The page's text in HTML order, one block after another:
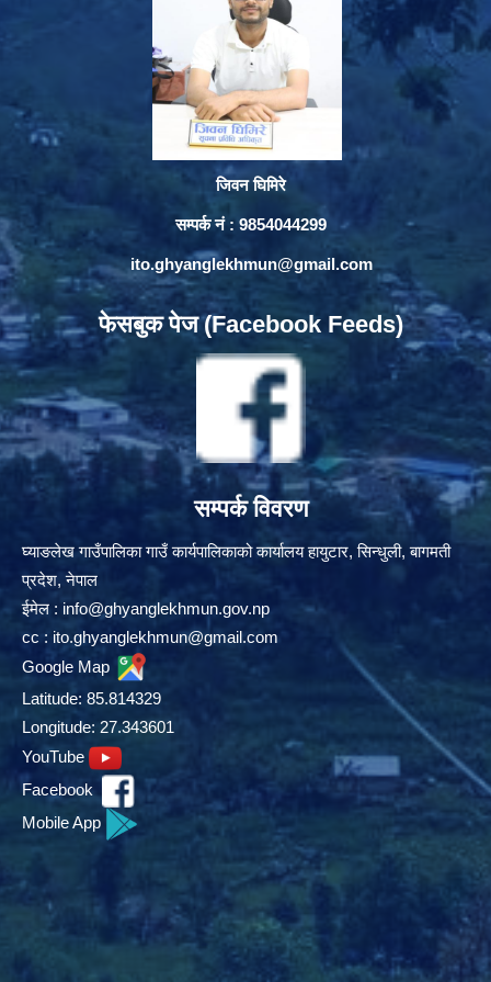
जिवन घिमिरे
सम्पर्क नं : 9854044299
ito.ghyanglekhmun@gmail.com
फेसबुक पेज (Facebook Feeds)
सम्पर्क विवरण
घ्याङलेख गाउँपालिका गाउँ कार्यपालिकाको कार्यालय हायुटार, सिन्धुली, बागमती
प्रदेश, नेपाल
ईमेल : info@ghyanglekhmun.gov.np
cc : ito.ghyanglekhmun@gmail.com
Google Map
Latitude: 85.814329
Longitude: 27.343601
YouTube
Facebook
Mobile App